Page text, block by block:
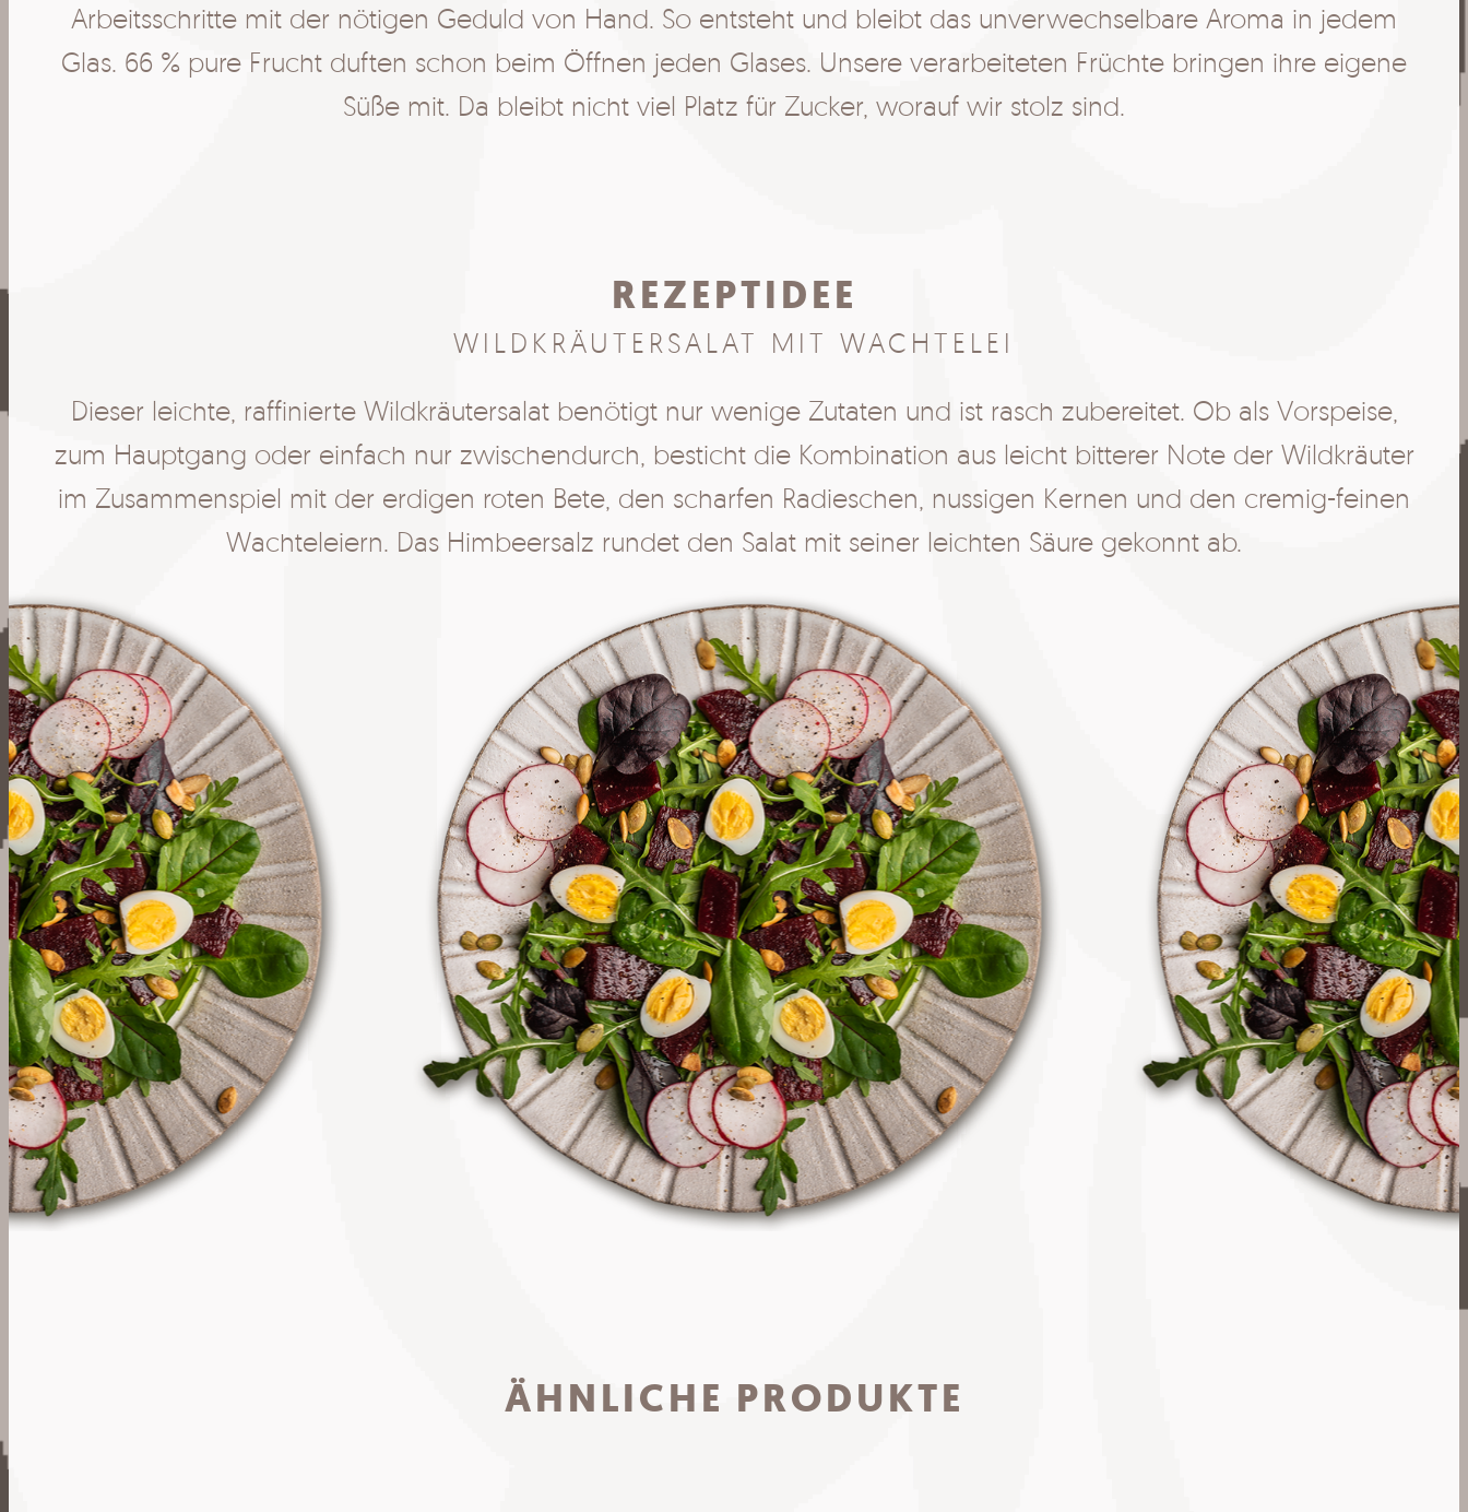
Arbeitsschritte mit der nötigen Geduld von Hand. So entsteht und bleibt das unverwechselbare Aroma in jedem
Glas. 66 % pure Frucht duften schon beim Öffnen jeden Glases. Unsere verarbeiteten Früchte bringen ihre eigene
Süße mit. Da bleibt nicht viel Platz für Zucker, worauf wir stolz sind.
REZEPTIDEE
WILDKRÄUTERSALAT MIT WACHTELEI
Dieser leichte, raffinierte Wildkräutersalat benötigt nur wenige Zutaten und ist rasch zubereitet. Ob als Vorspeise,
zum Hauptgang oder einfach nur zwischendurch, besticht die Kombination aus leicht bitterer Note der Wildkräuter
im Zusammenspiel mit der erdigen roten Bete, den scharfen Radieschen, nussigen Kernen und den cremig-feinen
Wachteleiern. Das Himbeersalz rundet den Salat mit seiner leichten Säure gekonnt ab.
ÄHNLICHE PRODUKTE